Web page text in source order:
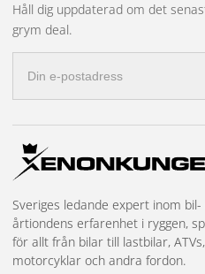
Vilka
ett slim-
Slimmade
funktioner: bakljus, bromsljus
premiummodellerna.
ingår i den specifika modell
Håll dig uppdaterad om det
grym deal.
postadress
Sveriges ledande expert inom
årtiondens erfarenhet i ryggen,
för allt från bilar till lastbilar,
motorcyklar och andra fordon.